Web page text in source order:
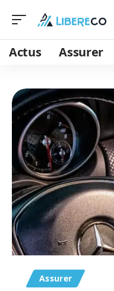
Actus Assurer
Assurer